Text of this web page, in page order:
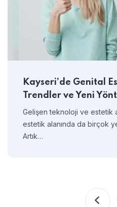
Kayseri’de Genital
Trendler ve Yeni
Gelişen teknoloji ve estetik
estetik alanında da birçok
Artık…